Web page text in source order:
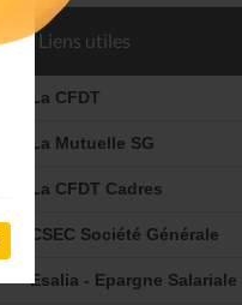
Liens utiles
La CFDT
La Mutuelle SG
La CFDT Cadres
CSEC Société Générale
Esalia - Epargne